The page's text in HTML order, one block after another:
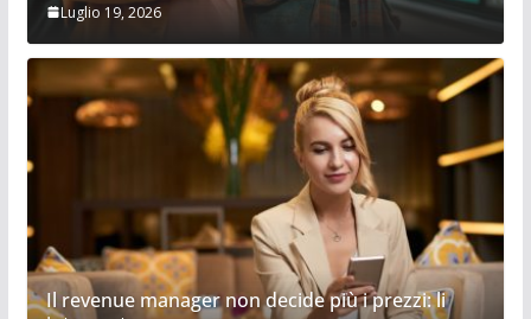
Luglio 19, 2026
Il revenue manager non decide più i prezzi: li